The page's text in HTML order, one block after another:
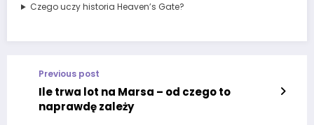
Czego uczy historia Heaven’s Gate?
Previous post
Ile trwa lot na Marsa – od czego to
naprawdę zależy